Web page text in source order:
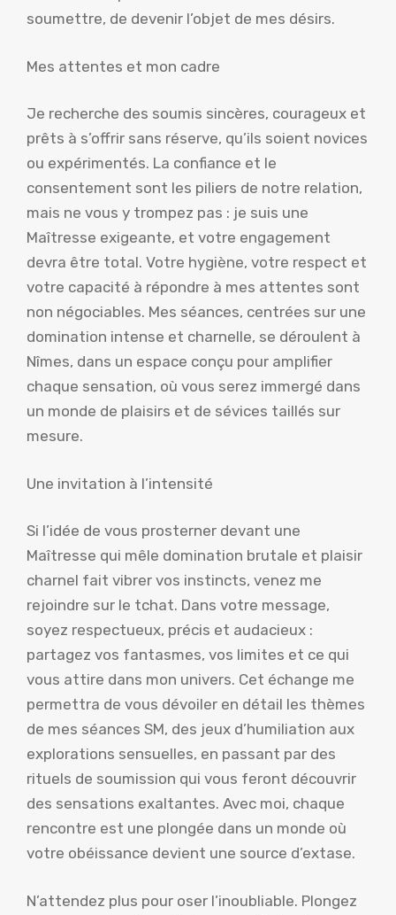
soumettre, de devenir l’objet de mes désirs.
Mes attentes et mon cadre
Je recherche des soumis sincères, courageux et
prêts à s’offrir sans réserve, qu’ils soient novices
ou expérimentés. La confiance et le
consentement sont les piliers de notre relation,
mais ne vous y trompez pas : je suis une
Maîtresse exigeante, et votre engagement
devra être total. Votre hygiène, votre respect et
votre capacité à répondre à mes attentes sont
non négociables. Mes séances, centrées sur une
domination intense et charnelle, se déroulent à
Nîmes, dans un espace conçu pour amplifier
chaque sensation, où vous serez immergé dans
un monde de plaisirs et de sévices taillés sur
mesure.
Une invitation à l’intensité
Si l’idée de vous prosterner devant une
Maîtresse qui mêle domination brutale et plaisir
charnel fait vibrer vos instincts, venez me
rejoindre sur le tchat. Dans votre message,
soyez respectueux, précis et audacieux :
partagez vos fantasmes, vos limites et ce qui
vous attire dans mon univers. Cet échange me
permettra de vous dévoiler en détail les thèmes
de mes séances SM, des jeux d’humiliation aux
explorations sensuelles, en passant par des
rituels de soumission qui vous feront découvrir
des sensations exaltantes. Avec moi, chaque
rencontre est une plongée dans un monde où
votre obéissance devient une source d’extase.
N’attendez plus pour oser l’inoubliable. Plongez